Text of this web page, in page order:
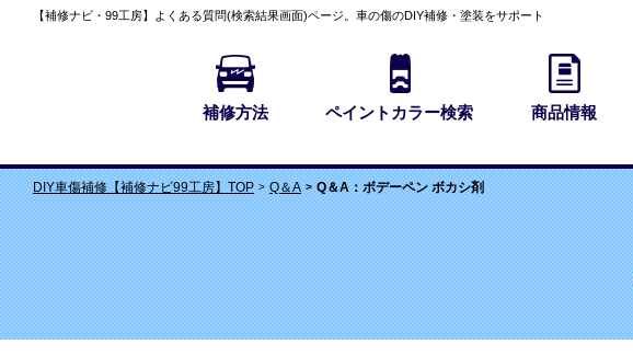
【補修ナビ・99工房】 よくある質問(検索結果画面)ページ。車の傷のDIY補修・塗装をサポート
補修方法 ペイントカラー検索 商品情報
DIY車傷補修【補修ナビ99工房】TOP Q＆A Q＆A：ボデーペン ボカシ剤